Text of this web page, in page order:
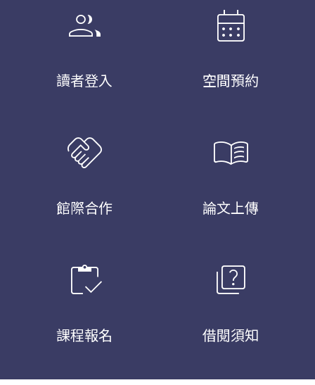
group
讀者登入
calendar_month
空間預約
handshake
館際合作
menu_book
論文上傳
inventory
課程報名
quiz
借閱須知